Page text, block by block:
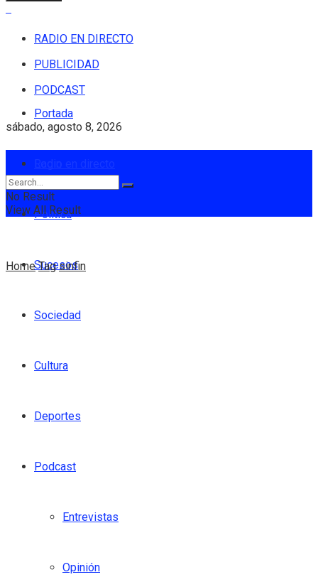
RADIO EN DIRECTO
PUBLICIDAD
PODCAST
sábado, agosto 8, 2026
Portada
Política
Sucesos
Sociedad
Cultura
Deportes
Podcast
Entrevistas
Opinión
No Result
View All Result
Home Tag sinfin